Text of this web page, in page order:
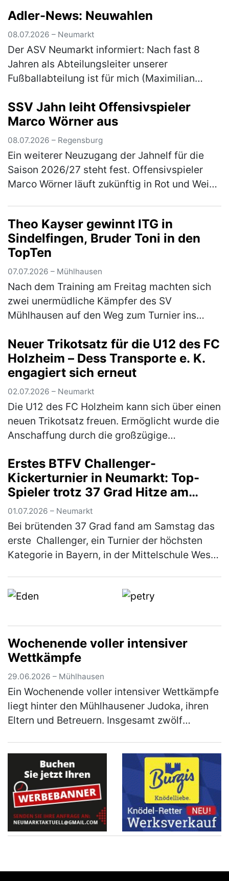
SV Höhenberg zog am letzten Juni-
Wochenende … (mehr)
Adler-News: Neuwahlen
08.07.2026 – Neumarkt
Der ASV Neumarkt informiert: Nach fast 8
Jahren als Abteilungsleiter unserer
Fußballabteilung ist für mich (Maximilian
neue Hände zu übergeben. Aus persönlichen
…(mehr)
SSV Jahn leiht Offensivspieler
Marco Wörner aus
08.07.2026 – Regensburg
Ein weiterer Neuzugang der Jahnelf für die
Saison 2026/27 steht fest. Offensivspieler
Marco Wörner läuft zukünftig in Rot und Weiß
Theo Kayser gewinnt ITG in
Sindelfingen, Bruder Toni in den
TopTen
07.07.2026 – Mühlhausen
Nach dem Training am Freitag machten sich
zwei unermüdliche Kämpfer des SV
Mühlhausen auf den Weg zum Turnier ins
mit 1800 Startern aus 270 Vereinen gut
besu…(mehr)
Neuer Trikotsatz für die U12 des FC
Holzheim – Dess Transporte e. K.
engagiert sich erneut
02.07.2026 – Neumarkt
Die U12 des FC Holzheim kann sich über einen
neuen Trikotsatz freuen. Ermöglicht wurde die
Anschaffung durch die großzügige
Firma Dess Transporte e. K., die si…
Erstes BTFV Challenger-
Kickerturnier in Neumarkt: Top-
Spieler trotz 37 Grad Hitze am
Start
01.07.2026 – Neumarkt
Bei brütenden 37 Grad fand am Samstag das
erste Challenger, ein Turnier der höchsten
Kategorie in Bayern, in der Mittelschule West
Wochenende voller intensiver
Wettkämpfe
29.06.2026 – Mühlhausen
Ein Wochenende voller intensiver Wettkämpfe
liegt hinter den Mühlhausener Judoka, ihren
Eltern und Betreuern. Insgesamt zwölf